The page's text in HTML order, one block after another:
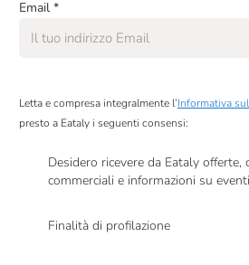
Email *
Letta e compresa integralmente l’Informativa
presto a Eataly i seguenti consensi:
Desidero ricevere da Eataly offerte,
commerciali e informazioni su eventi
Finalità di profilazione